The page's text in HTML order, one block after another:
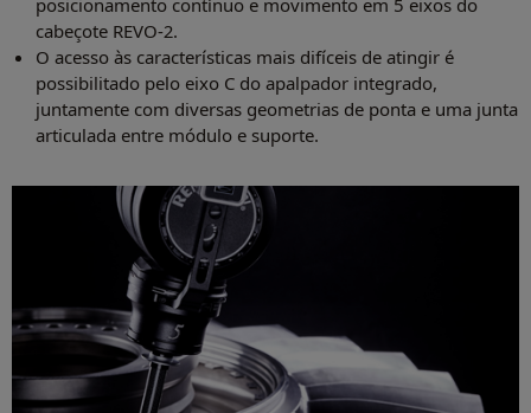
cabeçote REVO-2.
O acesso às características mais difíceis de atingir é
possibilitado pelo eixo C do apalpador integrado,
juntamente com diversas geometrias de ponta e uma junta
articulada entre módulo e suporte.